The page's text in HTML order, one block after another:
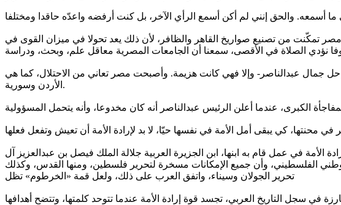
تمكّنت من تصنيع صواريخ القاهر والظافر، لأن ذلك يعد تحولا في ميزان القوى في
الراحل جمال عبدالناصر- وإلا فهي كانت هزيمة. وأصبحت مصر تعاني من الاحتلال، كما هي
الأردن وسورية.
في عمل قام به ابنها، ابن الجزيرة العربية جلالة الملك فيصل بن عبدالعزيز آل
الفلسطيني، وأن جميع الإمكانات مسخرة لتحرير فلسطين، ومنها القدس، وكذلك
تحرير الجولان وسيناء، واتفق العرب على ذلك، ولعل قمة «الخرطوم» تظل